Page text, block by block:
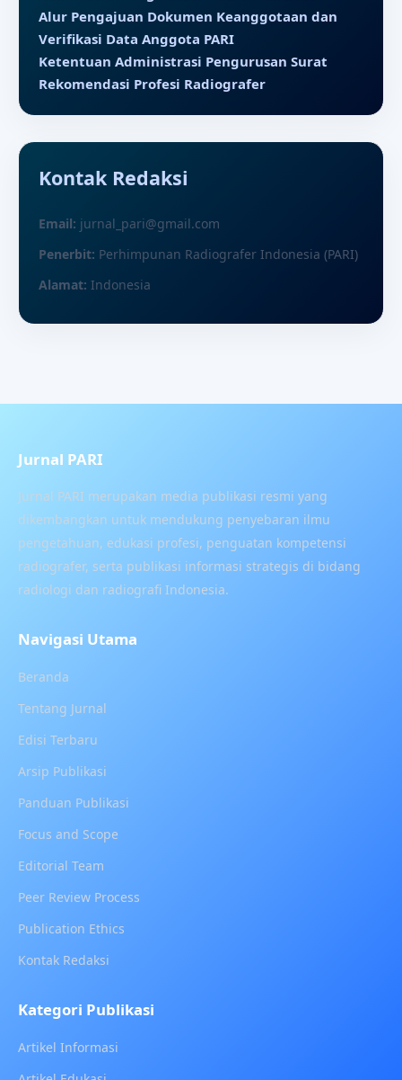
Alur Pengajuan Dokumen Keanggotaan dan
Verifikasi Data Anggota PARI
Ketentuan Administrasi Pengurusan Surat
Rekomendasi Profesi Radiografer
Kontak Redaksi
Email: jurnal_pari@gmail.com
Penerbit: Perhimpunan Radiografer Indonesia (PARI)
Alamat: Indonesia
Jurnal PARI
Jurnal PARI merupakan media publikasi resmi yang
dikembangkan untuk mendukung penyebaran ilmu
pengetahuan, edukasi profesi, penguatan kompetensi
radiografer, serta publikasi informasi strategis di bidang
radiologi dan radiografi Indonesia.
Navigasi Utama
Beranda
Tentang Jurnal
Edisi Terbaru
Arsip Publikasi
Panduan Publikasi
Focus and Scope
Editorial Team
Peer Review Process
Publication Ethics
Kontak Redaksi
Kategori Publikasi
Artikel Informasi